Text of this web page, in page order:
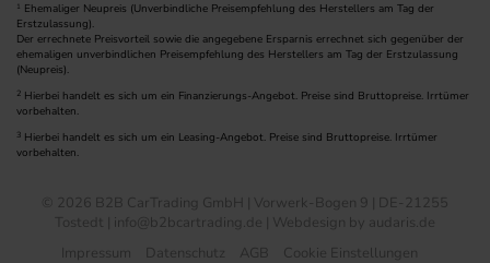
1
Ehemaliger Neupreis (Unverbindliche Preisempfehlung des Herstellers am Tag der
Erstzulassung).
Der errechnete Preisvorteil sowie die angegebene Ersparnis errechnet sich gegenüber der
ehemaligen unverbindlichen Preisempfehlung des Herstellers am Tag der Erstzulassung
(Neupreis).
2 Hierbei handelt es sich um ein Finanzierungs-Angebot. Preise sind Bruttopreise. Irrtümer
vorbehalten.
3 Hierbei handelt es sich um ein Leasing-Angebot. Preise sind Bruttopreise. Irrtümer
vorbehalten.
© 2026 B2B CarTrading GmbH | Vorwerk-Bogen 9 | DE-21255
Tostedt | info@b2bcartrading.de | Webdesign by audaris.de
Impressum
Datenschutz AGB Cookie Einstellungen